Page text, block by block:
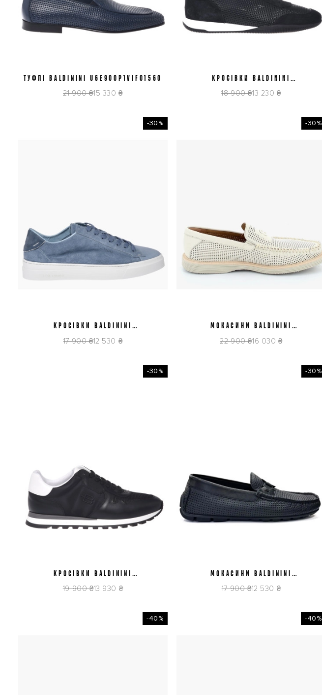
4142 42,5
ТУФЛІ BALDININI U6E900P1VIFO1560
21 900 ₴15 330 ₴
424345
КРОСІВКИ BALDININI
18 900 ₴13 230 ₴
-30%
41424344 45
КРОСІВКИ BALDININI
17 900 ₴12 530 ₴
-30%
42 44
МОКАСИНИ BALDININI
22 900 ₴16 030 ₴
-30%
42 44
КРОСІВКИ BALDININI
19 900 ₴13 930 ₴
-30%
4143 44 45
МОКАСИНИ BALDININI
17 900 ₴12 530 ₴
-40% -40%